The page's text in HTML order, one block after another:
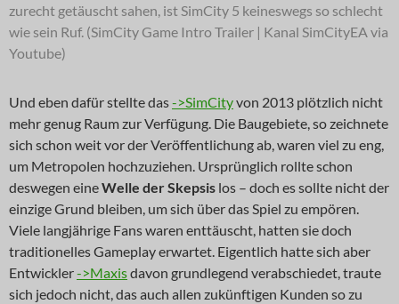
zurecht getäuscht sahen, ist SimCity 5 keineswegs so schlecht
wie sein Ruf. (SimCity Game Intro Trailer | Kanal SimCityEA via
Youtube)
Und eben dafür stellte das->SimCityvon 2013 plötzlich nicht
mehr genug Raum zur Verfügung. Die Baugebiete, so zeichnete
sich schon weit vor der Veröffentlichung ab, waren viel zu eng,
um Metropolen hochzuziehen. Ursprünglich rollte schon
deswegen eineWelle der Skepsis los – doch es sollte nicht der
einzige Grund bleiben, um sich über das Spiel zu empören.
Viele langjährige Fans waren enttäuscht, hatten sie doch
traditionelles Gameplay erwartet. Eigentlich hatte sich aber
Entwickler->Maxisdavon grundlegend verabschiedet, traute
sich jedoch nicht, das auch allen zukünftigen Kunden so zu